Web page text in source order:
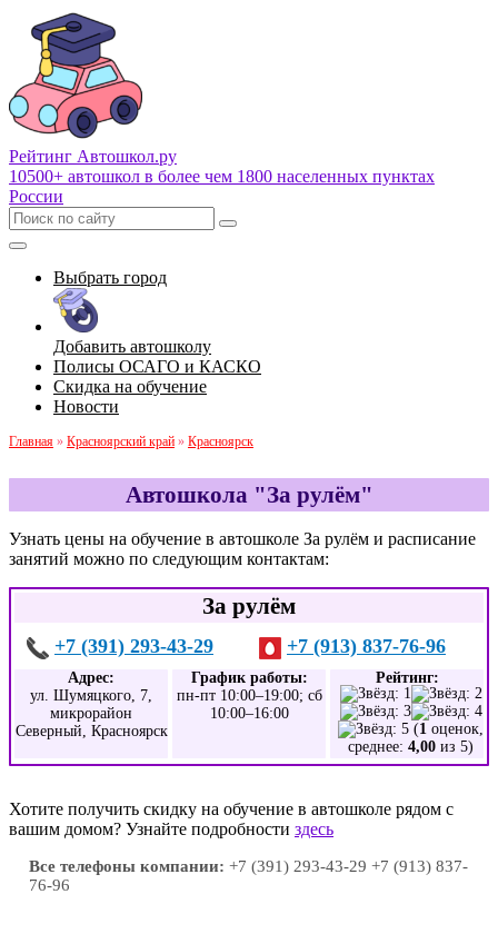
Рейтинг Автошкол.ру
10500+ автошкол в более чем 1800 населенных пунктах
России
Выбрать город
Добавить автошколу
Полисы ОСАГО и КАСКО
Скидка на обучение
Новости
Главная » Красноярский край » Красноярск
Автошкола "За рулём"
Узнать цены на обучение в автошколе За рулём и расписание
занятий можно по следующим контактам:
За рулём
+7 (391) 293-43-29 +7 (913) 837-76-96
Адрес:
ул. Шумяцкого, 7,
микрорайон
Северный, Красноярск
График работы:
пн-пт 10:00–19:00; сб
10:00–16:00
Рейтинг:
(1 оценок,
среднее: 4,00 из 5)
Хотите получить скидку на обучение в автошколе рядом с
вашим домом? Узнайте подробности здесь
Все телефоны компании: +7 (391) 293-43-29 +7 (913) 837-
76-96